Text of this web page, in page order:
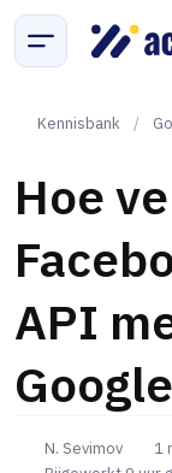
Kennisbank /
Hoe
API
N. Sevimov 1